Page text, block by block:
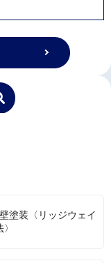
塗装〈リッジウェイ